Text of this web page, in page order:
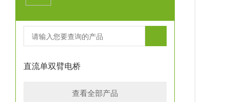
直流单双臂电桥
查看全部产品